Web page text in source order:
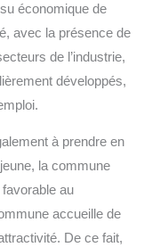
économique de
avec la présence de
de l’industrie,
développés,
à prendre en
la commune
au
accueille de
De ce fait,